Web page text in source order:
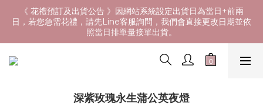
《 花禮預訂及出貨公告 》因網站系統設定出貨日為當日+前兩
日，若您急需花禮，請先Line客服詢問，我們會直接更改日期並依
照當日排單量接單出貨。
深紫玫瑰永生蒲公英夜燈